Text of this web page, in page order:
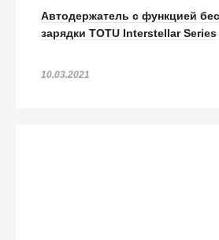
Автодержатель с функцией
зарядки TOTU Interstellar Series
10.03.2021